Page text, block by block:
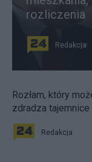
rozliczenia
Redakcja
Rozłam, który
zdradza
Redakcja